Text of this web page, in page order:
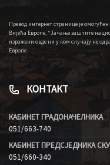
Превод интернет странице је
Вијећа Европе, “Јачање заштите
изражени овде ни у ком случају не
Европе.
КОНТАКТ
КАБИНЕТ ГРАДОНАЧЕЛНИКА
051/663-740
КАБИНЕТ ПРЕДСЈЕДНИКА
051/660-340